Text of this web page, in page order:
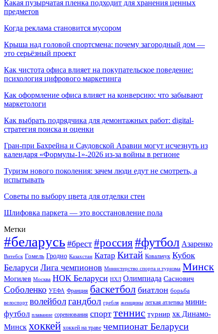
Какая пузырчатая пленка подходит для хранения ценных
предметов
Когда реклама становится мусором
Крыша над головой спортсмена: почему загородный дом —
это серьёзный проект
Как чистота офиса влияет на покупательское поведение:
психология цифрового маркетинга
Как оформление офиса влияет на конверсию: что забывают
маркетологи
Как выбрать подрядчика для демонтажных работ: digital-
стратегия поиска и оценки
Гран-при Бахрейна и Саудовской Аравии могут исчезнуть из
календаря «Формулы-1»-2026 из-за войны в регионе
Туризм нового поколения: зачем люди едут не смотреть, а
испытывать
Советы по выбору цвета для отделки стен
Шлифовка паркета — это восстановление пола
Метки
#беларусь #брест #россия#футбол Азаренко
Витебск Гомель Гродно Казахстан Катар Китай Ковальчук Кубок
Беларуси Лига чемпионов Министерство спорта и туризма Минск
Могилев Москва НОК Беларуси НХЛ Олимпиада Саснович
Соболенко УЕФА Франция баскетбол биатлон борьба
велоспорт волейболгандбол гребля женщины легкая атлетика мини-
футбол плавание соревнования спорт теннис турнир хк Динамо-
Минск хоккей хоккей на траве чемпионат Беларуси